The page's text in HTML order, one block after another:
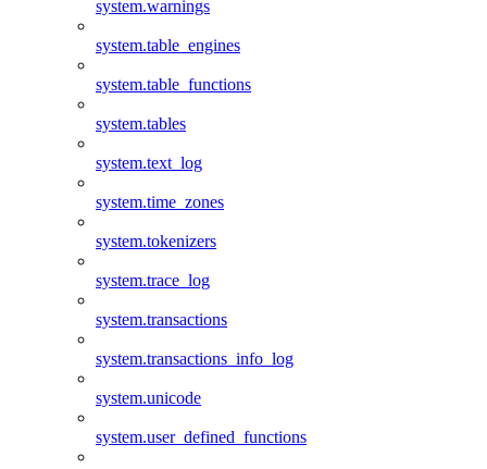
system.warnings
system.table_engines
system.table_functions
system.tables
system.text_log
system.time_zones
system.tokenizers
system.trace_log
system.transactions
system.transactions_info_log
system.unicode
system.user_defined_functions